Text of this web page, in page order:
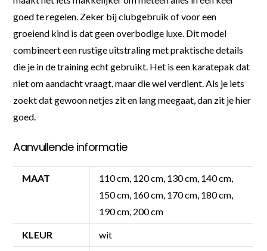
goed te regelen. Zeker bij clubgebruik of voor een
groeiend kind is dat geen overbodige luxe. Dit model
combineert een rustige uitstraling met praktische details
die je in de training echt gebruikt. Het is een karatepak dat
niet om aandacht vraagt, maar die wel verdient. Als je iets
zoekt dat gewoon netjes zit en lang meegaat, dan zit je hier
goed.
Aanvullende informatie
MAAT
110 cm, 120 cm, 130 cm, 140 cm,
150 cm, 160 cm, 170 cm, 180 cm,
190 cm, 200 cm
KLEUR wit